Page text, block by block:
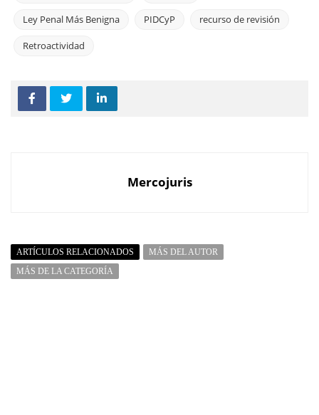
Ley Penal Más Benigna PIDCyP recurso de revisión
Retroactividad
Mercojuris
ARTÍCULOS RELACIONADOS
MÁS DEL AUTOR
MÁS DE LA CATEGORÍA